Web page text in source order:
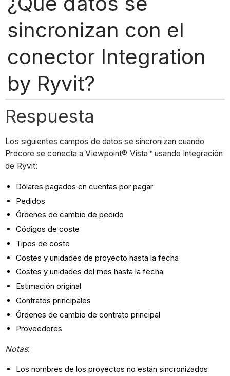
sincronizan con el
conector Integration
by Ryvit?
Respuesta
Los siguientes campos de datos se sincronizan cuando
Procore se conecta a Viewpoint® Vista™ usando Integración
de Ryvit:
Dólares pagados en cuentas por pagar
Pedidos
Órdenes de cambio de pedido
Códigos de coste
Tipos de coste
Costes y unidades de proyecto hasta la fecha
Costes y unidades del mes hasta la fecha
Estimación original
Contratos principales
Órdenes de cambio de contrato principal
Proveedores
Notas:
Los nombres de los proyectos no están sincronizados